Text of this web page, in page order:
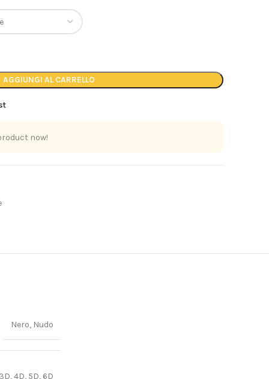
AGGIUNGI AL CARRELLO
now!
Nero, Nudo
4D, 5D, 6D